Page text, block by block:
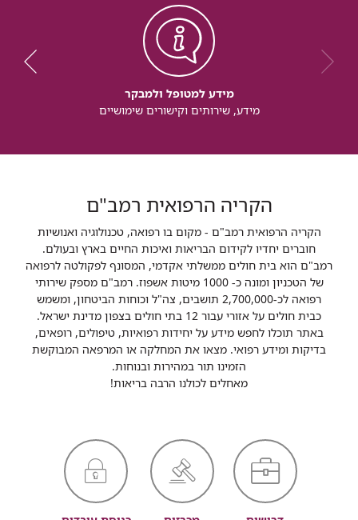
מידע למטופל ולמבקר
מידע, שירותים וקישורים שימושיים
הקריה הרפואית רמב"ם
הקריה הרפואית רמב"ם - מקום בו רפואה, טכנולוגיה ואנושיות
חוברים יחדיו לקידום הבריאות ואיכות החיים בארץ ובעולם.
רמב"ם הוא בית חולים ממשלתי אקדמי, המסונף לפקולטה לרפואה
של הטכניון ומונה כ- 1000 מיטות אשפוז. רמב"ם מספק שירותי
רפואה לכ-2,700,000 תושבים, צה"ל וכוחות הביטחון, ומשמש
כבית חולים על אזורי עבור 12 בתי חולים בצפון מדינת ישראל.
באתר תוכלו לחפש מידע על יחידות רפואיות, טיפולים, רופאים,
בדיקות ומידע רפואי. מצאו את המחלקה או המרפאה המבוקשת
הזמינו תור במהירות ובנוחות.
מאחלים לכולנו הרבה בריאות!